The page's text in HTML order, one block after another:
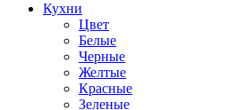
Кухни
Цвет
Белые
Черные
Желтые
Красные
Зеленые